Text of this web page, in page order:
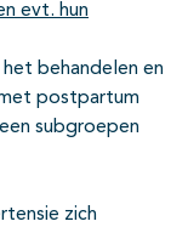
evt. hun
behandelen en
postpartum
subgroepen
zich